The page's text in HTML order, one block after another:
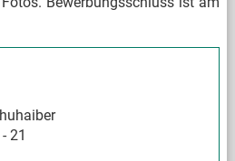
21